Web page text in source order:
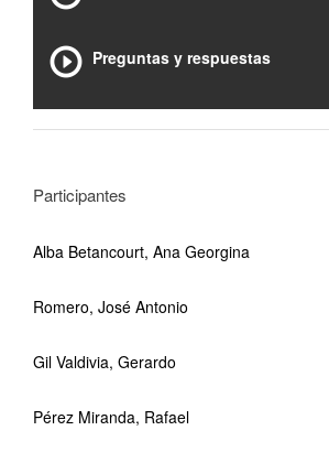
Preguntas y respuestas
Participantes
Alba Betancourt, Ana Georgina
Romero, José Antonio
Gil Valdivia, Gerardo
Pérez Miranda, Rafael